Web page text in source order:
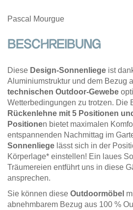
Pascal Mourgue
BESCHREIBUNG
Diese Design-Sonnenliege ist
Aluminiumstruktur und dem Bezug
technischen Outdoor-Gewebe
Wetterbedingungen zu trotzen. Die
Rückenlehne mit 5 Positionen
Positionen bietet maximalen
entspannenden Nachmittag im
Sonnenliege lässt sich in der
Körperlage* einstellen! Ein laues
Träumereien entführt uns in diese
ansprechen.
Sie können diese Outdoormöbel
abnehmbarem Bezug aus 100 %